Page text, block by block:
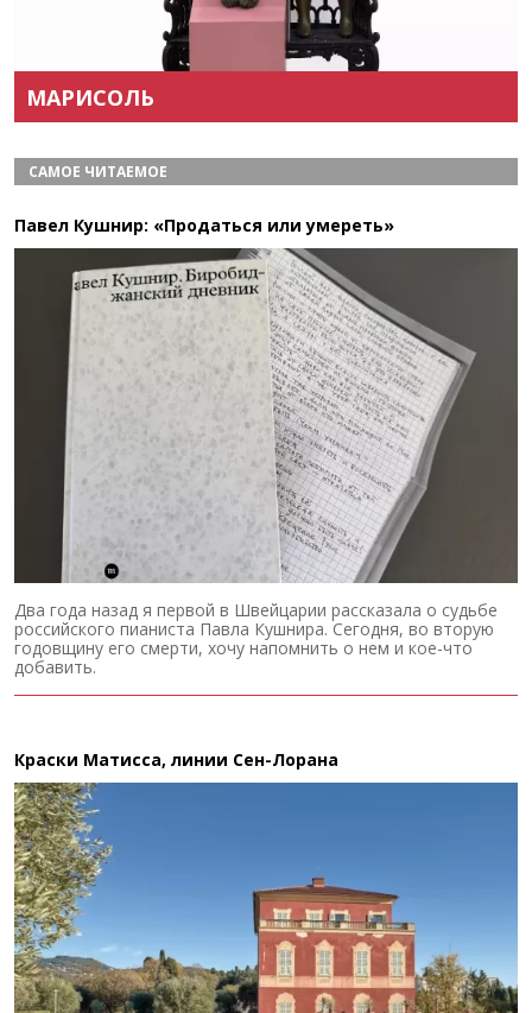
МАРИСОЛЬ
САМОЕ ЧИТАЕМОЕ
Павел Кушнир: «Продаться или умереть»
Два года назад я первой в Швейцарии рассказала о судьбе
российского пианиста Павла Кушнира. Сегодня, во вторую
годовщину его смерти, хочу напомнить о нем и кое-что
добавить.
Краски Матисса, линии Сен-Лорана